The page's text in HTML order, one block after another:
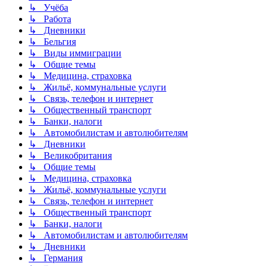
↳ Учёба
↳ Работа
↳ Дневники
↳ Бельгия
↳ Виды иммиграции
↳ Общие темы
↳ Медицина, страховка
↳ Жильё, коммунальные услуги
↳ Связь, телефон и интернет
↳ Общественный транспорт
↳ Банки, налоги
↳ Автомобилистам и автолюбителям
↳ Дневники
↳ Великобритания
↳ Общие темы
↳ Медицина, страховка
↳ Жильё, коммунальные услуги
↳ Связь, телефон и интернет
↳ Общественный транспорт
↳ Банки, налоги
↳ Автомобилистам и автолюбителям
↳ Дневники
↳ Германия